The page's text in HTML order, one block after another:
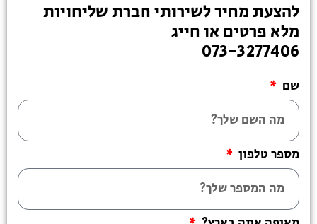
להצעת מחיר לשירותי חברת שליחויות
מלא פרטים או חייג
073-3277406
שם
מספר טלפון